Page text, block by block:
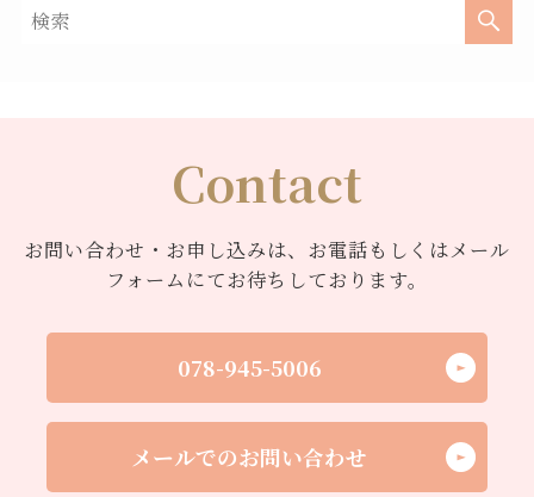
Contact
お問い合わせ・お申し込みは、お電話もしくはメール
フォームにてお待ちしております。
078-945-5006
メールでのお問い合わせ